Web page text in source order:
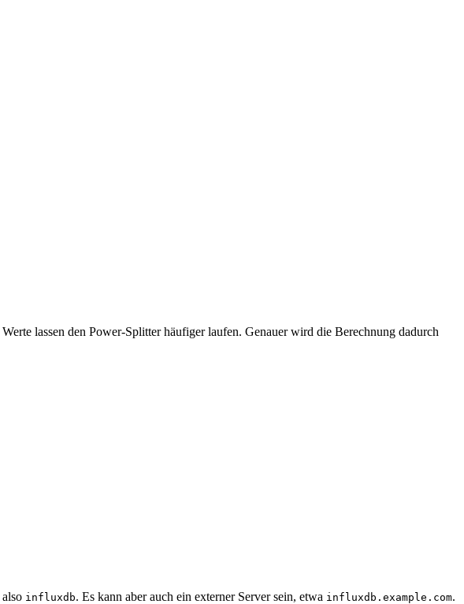
lassen den Power-Splitter häufiger laufen. Genauer wird die Berechnung dadurch
influxdb. Es kann aber auch ein externer Server sein, etwa influxdb.example.com.